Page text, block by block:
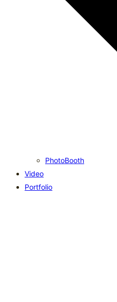
PhotoBooth
Video
Portfolio